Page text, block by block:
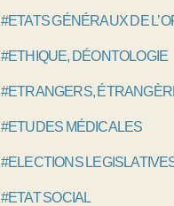
#ETATS GÉNÉRAUX DE
#ETHIQUE, DÉONTOLOGIE
#ETRANGERS,
#ETUDES MÉDICALES
#ELECTIONS
#ETAT SOCIAL